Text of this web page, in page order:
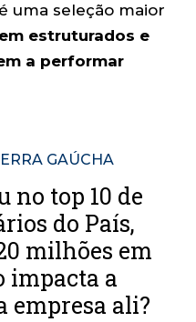
uma seleção maior
estruturados e
a performar
GAÚCHA
no top 10 de
do País,
milhões em
impacta a
empresa ali?